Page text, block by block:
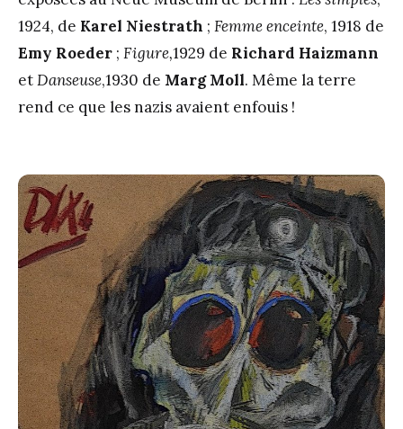
1924, de Karel Niestrath ; Femme enceinte, 1918 de
Emy Roeder ; Figure,1929 de Richard Haizmann
etDanseuse,1930 de Marg Moll. Même la terre
rend ce que les nazis avaient enfouis !